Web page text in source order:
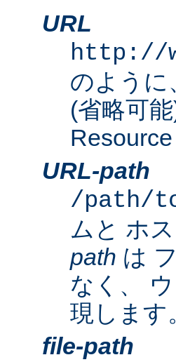
URL
http://
のように
(省略可
Resource
URL-path
/path/
ムと ホ
path は
なく、
現します
file-path